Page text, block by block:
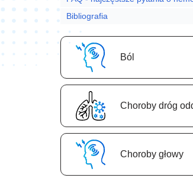
Bibliografia
Ból
Choroby dróg
Choroby głowy